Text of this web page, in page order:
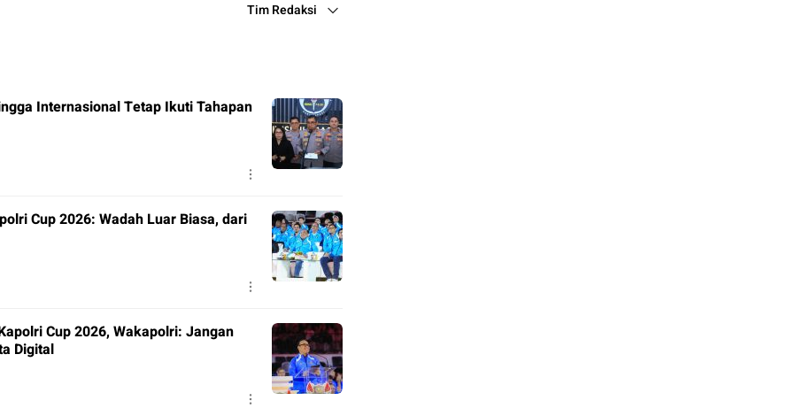
Tim Redaksi
Internasional Tetap Ikuti Tahapan
Cup 2026: Wadah Luar Biasa, dari
Cup 2026, Wakapolri: Jangan
Digital